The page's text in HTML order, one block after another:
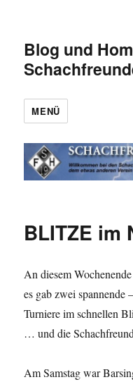
Blog und
MENÜ
BLITZE im
An diesem
es gab zwei spannende
Turniere im schnellen
… und die
Am Samstag war